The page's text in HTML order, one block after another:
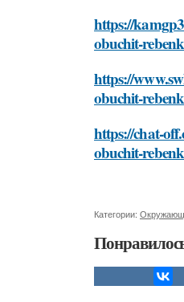
https://
obuchit-
https://
obuchit-
https://chat-
obuchit-
Категории: